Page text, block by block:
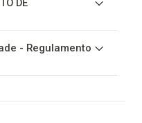
DE
- Regulamento